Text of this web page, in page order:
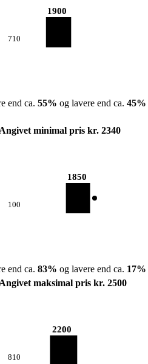
710
1900
end ca. 55% og lavere end ca. 45%
Angivet minimal pris kr. 2340
100
1850
end ca. 83% og lavere end ca. 17%
Angivet maksimal pris kr. 2500
810
2200